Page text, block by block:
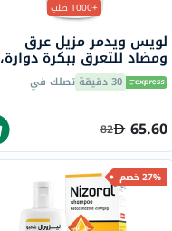
+1000 طلب
لويس ويدمر مزيل عرق
ومضاد للتعرق ببكرة دوارة،
بدون رائحة، 50 مل
30 دقيقة تصلك في
65.60
82
27% خصم